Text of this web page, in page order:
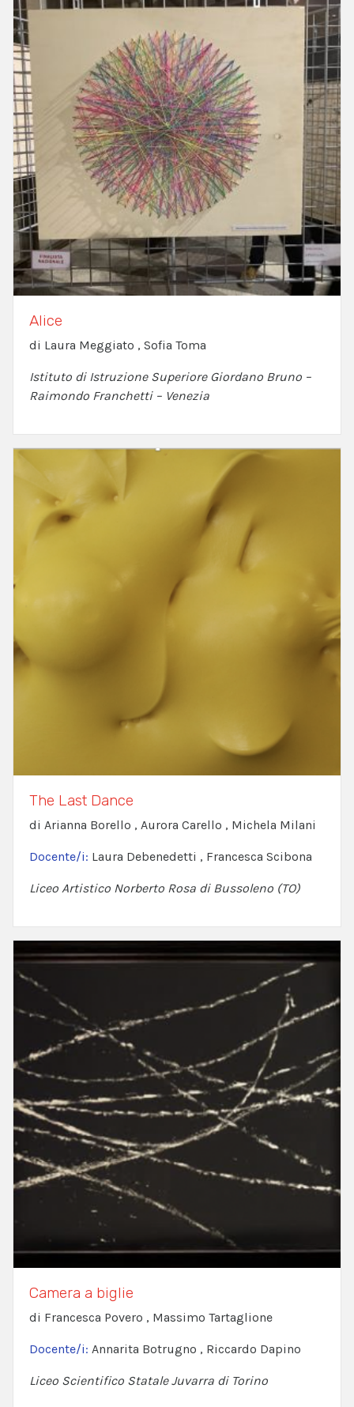
Alice
di Laura Meggiato , Sofia Toma
Istituto di Istruzione Superiore Giordano Bruno –
Raimondo Franchetti – Venezia
The Last Dance
di Arianna Borello , Aurora Carello , Michela Milani
Docente/i: Laura Debenedetti , Francesca Scibona
Liceo Artistico Norberto Rosa di Bussoleno (TO)
Camera a biglie
di Francesca Povero , Massimo Tartaglione
Docente/i: Annarita Botrugno , Riccardo Dapino
Liceo Scientifico Statale Juvarra di Torino